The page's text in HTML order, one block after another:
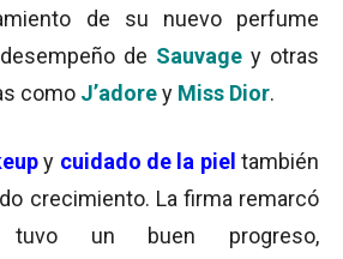
de su nuevo perfume
de Sauvage y otras
como J’adorey Miss Dior.
y cuidado de la piel también
crecimiento. La firma remarcó
tuvo un buen progreso,